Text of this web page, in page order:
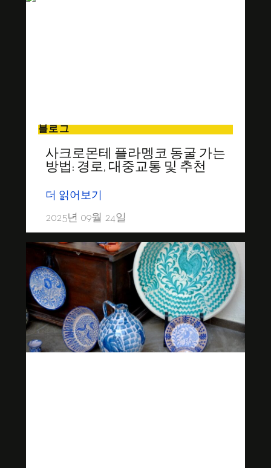
블로그
사크로몬테 플라멩코 동굴 가는
방법: 경로, 대중교통 및 추천
더 읽어보기
2025년 09월 24일